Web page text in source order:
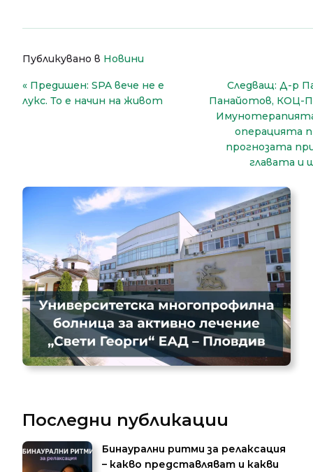
Публикувано в Новини
Навигация
Предишен: SPA вече не е
лукс. То е начин на живот
Следващ: Д-р
Панайотов, КОЦ-
операцията
прогнозата
главата и
Последни публикации
Бинаурални ритми за релаксация
– какво представляват и какви